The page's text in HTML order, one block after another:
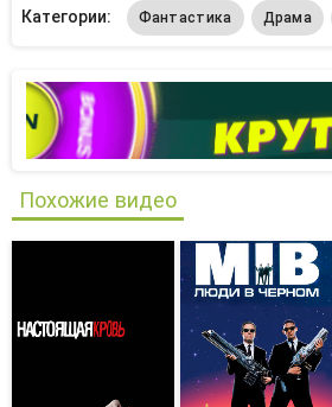
Категории:
Фантастика Драма
Похожие видео